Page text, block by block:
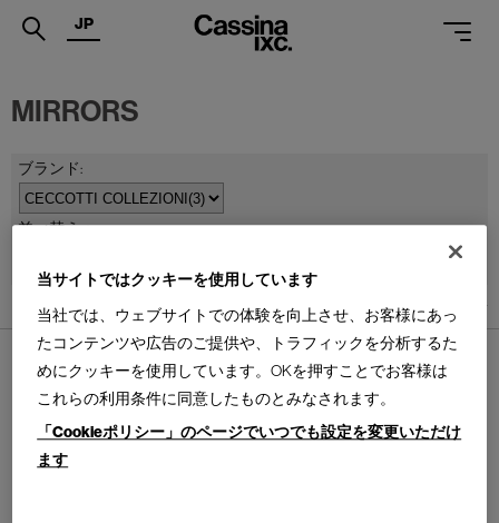
.
SERVICES
PROJECTS
MAGAZINE
SUPPORT
CATALOGUES
PROFESSIONAL
JP
MIRRORS
並べ替え：
件あります
FACE
フェイス ミラー
当サイトではクッキーを使用しています
当社では、ウェブサイトでの体験を向上させ、お客様にあっ
たコンテンツや広告のご提供や、トラフィックを分析するた
めにクッキーを使用しています。OKを押すことでお客様は
これらの利用条件に同意したものとみなされます。
「Cookieポリシー」のページでいつでも設定を変更いただけ
ます